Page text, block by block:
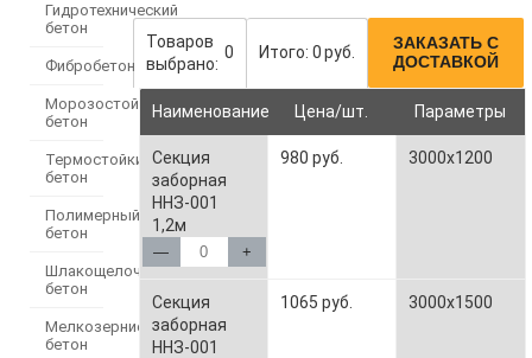
Гидротехнический
бетон
Фибробетон
Морозостойкий
бетон
Термостойкий
бетон
Полимерный
бетон
Шлакощелочной
бетон
Мелкозернистый
бетон
Товаров
выбрано:
0 Итого: 0 руб.
ЗАКАЗАТЬ С
ДОСТАВКОЙ
Наименование Цена/шт. Параметры
Секция
заборная
ННЗ-001
1,2м
— +
980 руб. 3000x1200
Секция
заборная
ННЗ-001
1065 руб. 3000x1500